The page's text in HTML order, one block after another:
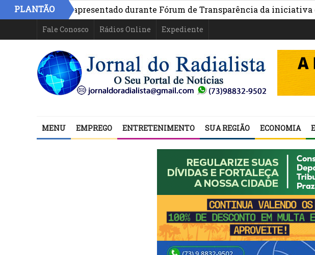
PLANTÃO
Bahia é apresentado durante Fórum de Transparência da iniciativa em
Fale Conosco Rádios Online Expediente
MENU EMPREGO ENTRETENIMENTO SUA REGIÃO ECONOMIA